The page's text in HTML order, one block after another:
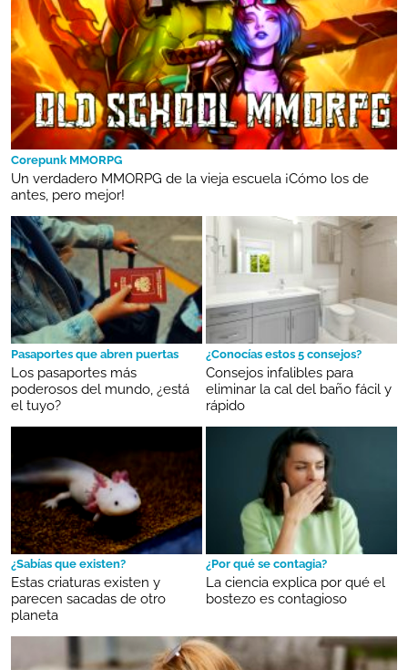
Corepunk MMORPG
Un verdadero MMORPG de la vieja escuela ¡Cómo los de
antes, pero mejor!
Pasaportes que abren puertas
Los pasaportes más
poderosos del mundo, ¿está
el tuyo?
¿Conocías estos 5 consejos?
Consejos infalibles para
eliminar la cal del baño fácil y
rápido
¿Sabías que existen?
Estas criaturas existen y
parecen sacadas de otro
planeta
¿Por qué se contagia?
La ciencia explica por qué el
bostezo es contagioso